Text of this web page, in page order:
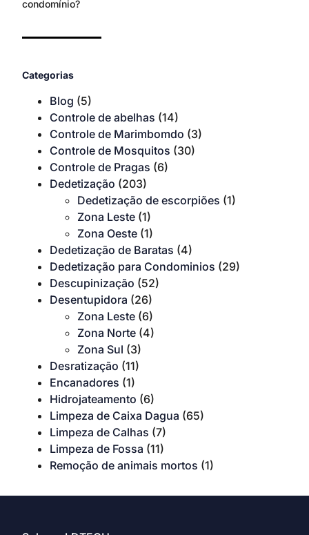
condomínio?
Categorias
Blog (5)
Controle de abelhas (14)
Controle de Marimbomdo (3)
Controle de Mosquitos (30)
Controle de Pragas (6)
Dedetização (203)
Dedetização de escorpiões (1)
Zona Leste (1)
Zona Oeste (1)
Dedetização de Baratas (4)
Dedetização para Condominios (29)
Descupinização (52)
Desentupidora (26)
Zona Leste (6)
Zona Norte (4)
Zona Sul (3)
Desratização (11)
Encanadores (1)
Hidrojateamento (6)
Limpeza de Caixa Dagua (65)
Limpeza de Calhas (7)
Limpeza de Fossa (11)
Remoção de animais mortos (1)